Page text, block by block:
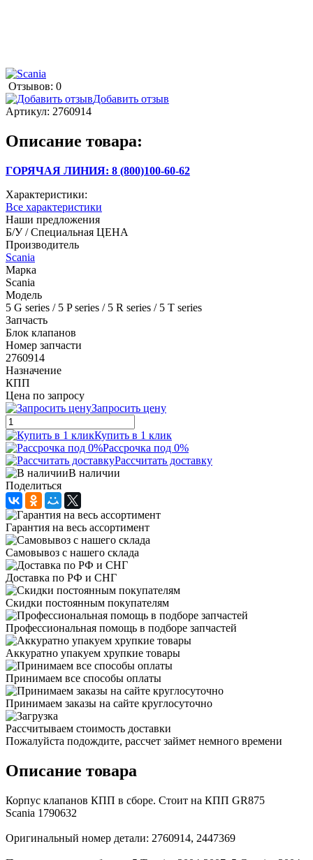
Отзывов: 0
Добавить отзыв
Артикул: 2760914
Описание товара:
ГОРЯЧАЯ ЛИНИЯ: 8 (800)100-60-62
Характеристики:
Все характеристики
Наши предложения
Б/У / Специальная ЦЕНА
Производитель
Scania
Марка
Scania
Модель
5 G series / 5 P series / 5 R series / 5 T series
Запчасть
Блок клапанов
Номер запчасти
2760914
Назначение
КПП
Цена по запросу
Запросить цену
Купить в 1 клик
Рассрочка под 0%
Рассчитать доставку
В наличии
Поделиться
Гарантия на весь ассортимент
Самовывоз с нашего склада
Доставка по РФ и СНГ
Скидки постоянным покупателям
Профессиональная помощь в подборе запчастей
Аккуратно упакуем хрупкие товары
Принимаем все способы оплаты
Принимаем заказы на сайте круглосуточно
Рассчитываем стоимость доставки
Пожалуйста подождите, рассчет займет немного времени
Описание товара
Корпус клапанов КПП в сборе. Стоит на КПП GR875
Scania 1790632
Оригинальный номер детали: 2760914, 2447369